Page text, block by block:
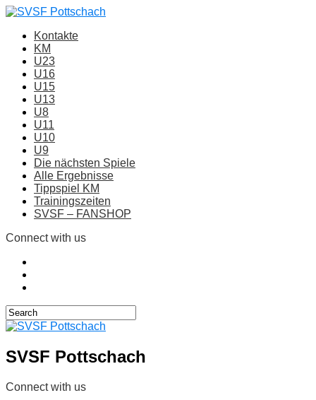
Kontakte
KM
U23
U16
U15
U13
U8
U11
U10
U9
Die nächsten Spiele
Alle Ergebnisse
Tippspiel KM
Trainingszeiten
SVSF – FANSHOP
Connect with us
SVSF Pottschach
Connect with us